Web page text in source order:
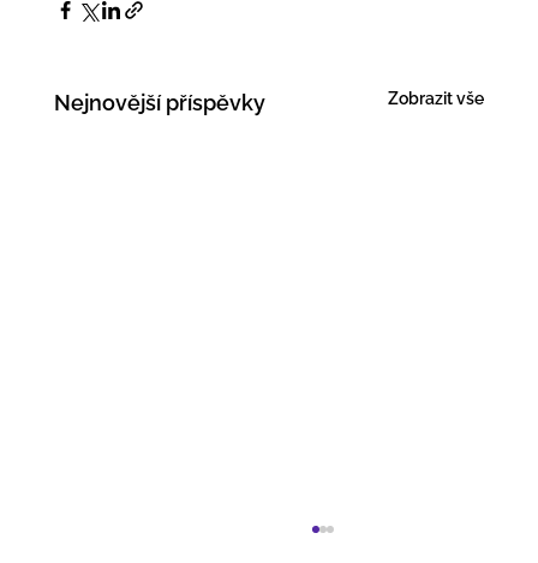
Nejnovější příspěvky Zobrazit vše